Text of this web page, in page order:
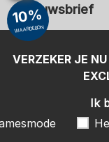
Nieuwsbrief
Uw e-mailadres
ADIDAS
VERZEKER JE
10%
WAARDEBON
Ik